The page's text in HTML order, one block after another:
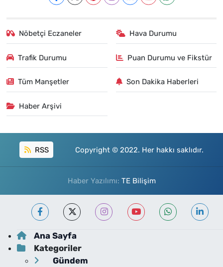
Nöbetçi Eczaneler Hava Durumu
Trafik Durumu Puan Durumu ve Fikstür
Tüm Manşetler Son Dakika Haberleri
Haber Arşivi
RSS Copyright © 2022. Her hakkı saklıdır.
Haber Yazılımı: TE Bilişim
Ana Sayfa
Kategoriler
Gündem